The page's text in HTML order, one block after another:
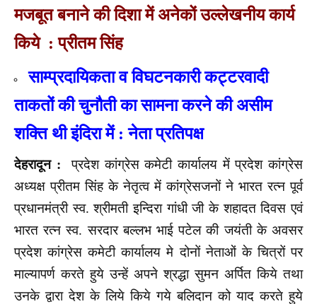
मजबूत बनाने की दिशा में अनेकों उल्लेखनीय कार्य
किये : प्रीतम सिंह
साम्प्रदायिकता व विघटनकारी कट्टरवादी
ताकतों की चुनौती का सामना करने की असीम
शक्ति थी इंदिरा में : नेता प्रतिपक्ष
देहरादून :
प्रदेश कांग्रेस कमेटी कार्यालय में प्रदेश कांग्रेस
अध्यक्ष प्रीतम सिंह के नेतृत्व में कांग्रेसजनों ने भारत रत्न पूर्व
प्रधानमंत्री स्व. श्रीमती इन्दिरा गांधी जी के शहादत दिवस एवं
भारत रत्न स्व. सरदार बल्लभ भाई पटेल की जयंती के अवसर
प्रदेश कांग्रेस कमेटी कार्यालय मे दोनों नेताओं के चित्रों पर
माल्यापर्ण करते हुये उन्हें अपने श्रद्धा सुमन अर्पित किये तथा
उनके द्वारा देश के लिये किये गये बलिदान को याद करते हुये